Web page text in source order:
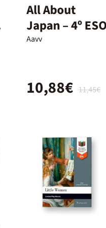
All About
Japan – 4º ESO
Aavv
11,45€
10,88€